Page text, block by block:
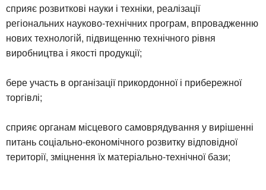
сприяє розвиткові науки і техніки, реалізації
регіональних науково-технічних програм, впровадженню
нових технологій, підвищенню технічного рівня
виробництва і якості продукції;
бере участь в організації прикордонної і прибережної
торгівлі;
сприяє органам місцевого самоврядування у вирішенні
питань соціально-економічного розвитку відповідної
території, зміцнення їх матеріально-технічної бази;